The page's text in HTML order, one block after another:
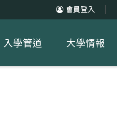
會員登入
入學管道 大學情報